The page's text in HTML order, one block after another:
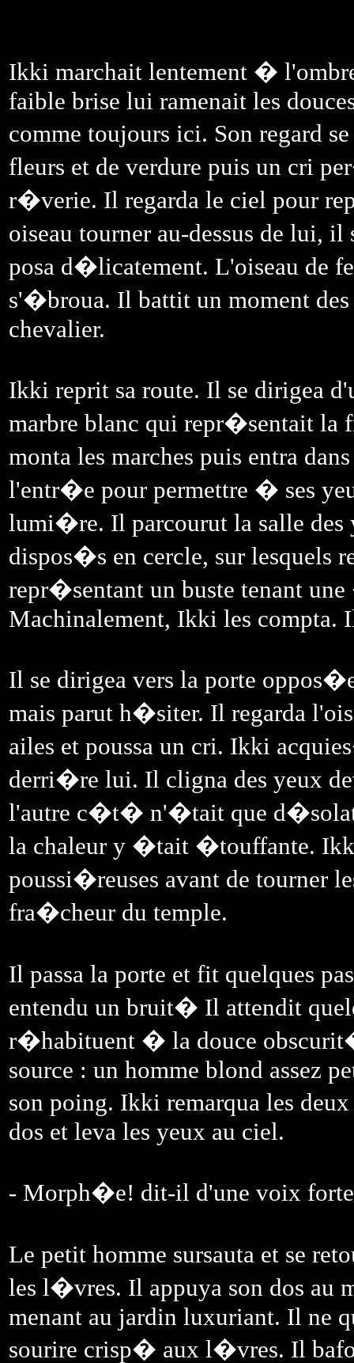
Ikki marchait lentement �
faible brise lui ramenait les
comme toujours ici. Son regard
fleurs et de verdure puis un cri
r�verie. Il regarda le ciel pour
oiseau tourner au-dessus de lui,
posa d�licatement. L'oiseau de
s'�broua. Il battit un moment
chevalier.
Ikki reprit sa route. Il se dirigea
marbre blanc qui repr�sentait
monta les marches puis entra
l'entr�e pour permettre � ses
lumi�re. Il parcourut la salle des
dispos�s en cercle, sur lesquels
repr�sentant un buste tenant
Machinalement, Ikki les compta.
Il se dirigea vers la porte
mais parut h�siter. Il regarda
ailes et poussa un cri. Ikki
derri�re lui. Il cligna des yeux
l'autre c�t� n'�tait que
la chaleur y �tait �touffante. Ikki
poussi�reuses avant de tourner
fra�cheur du temple.
Il passa la porte et fit quelques
entendu un bruit� Il attendit
r�habituent � la douce
source : un homme blond assez
son poing. Ikki remarqua les
dos et leva les yeux au ciel.
- Morph�e! dit-il d'une voix
Le petit homme sursauta et se
les l�vres. Il appuya son dos au
menant au jardin luxuriant. Il ne
sourire crisp� aux l�vres. Il